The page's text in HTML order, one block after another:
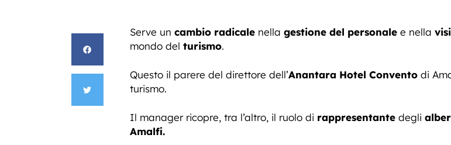
Serve un cambio radicale nella gestione del personale e nella
mondo del turismo.
Questo il parere del direttore dell’Anantara Hotel Convento di
turismo.
Il manager ricopre, tra l’altro, il ruolo di rappresentante degli
Amalfi.